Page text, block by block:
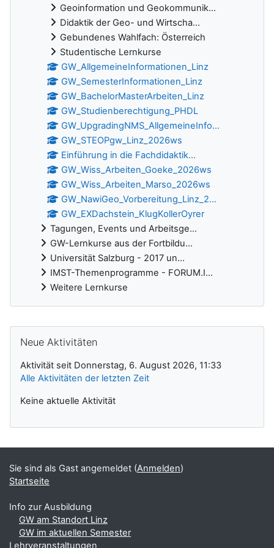
Geoinformation und Geokommunik...
Didaktik der Geo- und Wirtscha...
Gebundenes Wahlfach: Österreich
Studentische Lernkurse
GW_AllgemeineInformationen_Linz
GW_SemesterInformationen_Linz
GW_BachelorMasterArbeiten_Linz
GW_Studienberechtigung_PHDL
GW_UpgradingNMS_AllgemeineInfo...
GW_STEOPgw_Linz_2026ws
Einführung in die Fachdidaktik...
GW_Wiss_Arbeiten_Goeke_2026ws
GW_Wiss_Arbeiten_Marso_2026ws
GW_NawiGeo_Vorbereitung_Linz_2...
GW_EXDachstein_KlugKollerOyrer
Tagungen, Events und Arbeitsge...
GW-Lernkurse aus der Fortbildu...
Universität Salzburg - 2017 un...
IMST-Themenprogramme - FORUM.I...
Weitere Lernkurse
Neue Aktivitäten
Aktivität seit Donnerstag, 6. August 2026, 11:33
Alle Aktivitäten der letzten Zeit
Keine aktuelle Aktivität
Sie sind als Gast angemeldet (Anmelden)
Startseite
Info zur Ausbildung
GW am Standort Linz
GW im aktuellen Semester
Lehrveranstaltungen